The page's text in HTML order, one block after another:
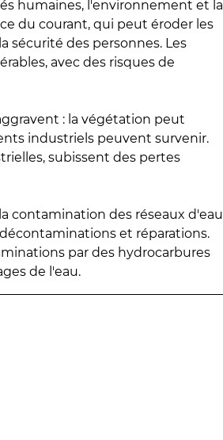
humaines, l'environnement et la
du courant, qui peut éroder les
sécurité des personnes. Les
avec des risques de
: la végétation peut
industriels peuvent survenir.
subissent des pertes
contamination des réseaux d'eau
et réparations.
par des hydrocarbures
de l'eau.